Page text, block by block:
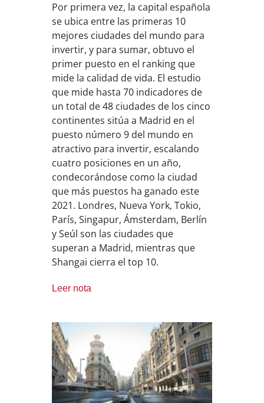
Por primera vez, la capital española
se ubica entre las primeras 10
mejores ciudades del mundo para
invertir, y para sumar, obtuvo el
primer puesto en el ranking que
mide la calidad de vida. El estudio
que mide hasta 70 indicadores de
un total de 48 ciudades de los cinco
continentes sitúa a Madrid en el
puesto número 9 del mundo en
atractivo para invertir, escalando
cuatro posiciones en un año,
condecorándose como la ciudad
que más puestos ha ganado este
2021. Londres, Nueva York, Tokio,
París, Singapur, Ámsterdam, Berlín
y Seúl son las ciudades que
superan a Madrid, mientras que
Shangai cierra el top 10.
Leer nota